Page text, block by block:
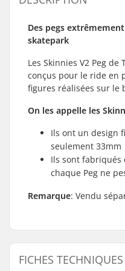
Des pegs
skatepark
Les Skinnies V2 Peg
conçus pour le ride en
figures réalisées sur
On les appelle les
Ils ont un design
seulement 33mm
Ils sont
chaque Peg ne
Remarque: Vendu
FICHES TECHNIQUES